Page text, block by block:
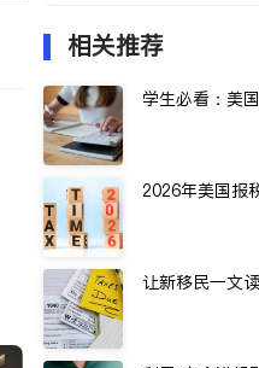
相关推荐
学生必看：美
2026年美国报
让新移民一文